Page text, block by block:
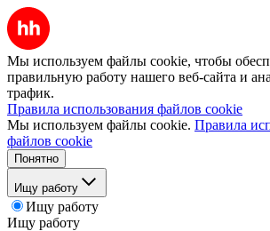
Мы используем файлы cookie, чтобы
правильную работу нашего веб-сайта и
трафик.
Правила использования файлов cookie
Мы используем файлы cookie. Правила
файлов cookie
Понятно
Ищу работу
Ищу работу
Ищу работу